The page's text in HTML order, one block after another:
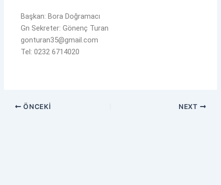
Başkan: Bora Doğramacı
Gn Sekreter: Gönenç Turan
gonturan35@gmail.com
Tel: 0232 6714020
ÖNCEKI NEXT